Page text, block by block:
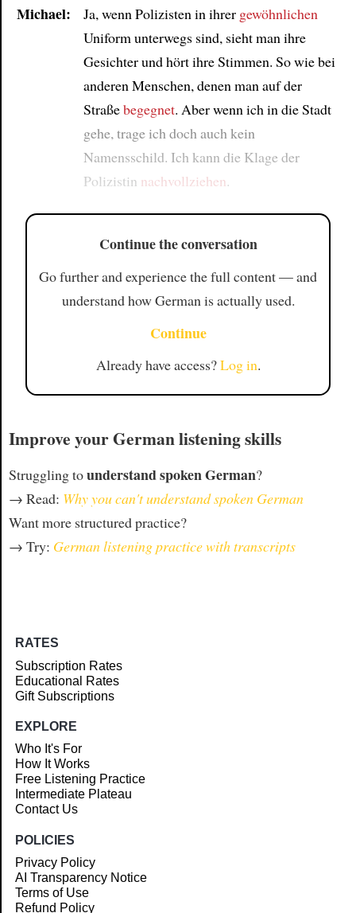
Michael: Ja, wenn Polizisten in ihrer gewöhnlichen
Uniform unterwegs sind, sieht man ihre
Gesichter und hört ihre Stimmen. So wie bei
anderen Menschen, denen man auf der
Straßebegegnet. Aber wenn ich in die Stadt
gehe, trage ich doch auch kein
Namensschild. Ich kann die Klage der
Polizistin nachvollziehen.
Continue the conversation
Go further and experience the full content — and
understand how German is actually used.
Continue
Already have access?Log in.
Improve your German listening skills
Struggling tounderstand spoken German?
→ Read: Why you can't understand spoken German
Want more structured practice?
→ Try: German listening practice with transcripts
RATES
Subscription Rates
Educational Rates
Gift Subscriptions
EXPLORE
Who It's For
How It Works
Free Listening Practice
Intermediate Plateau
Contact Us
POLICIES
Privacy Policy
AI Transparency Notice
Terms of Use
Refund Policy